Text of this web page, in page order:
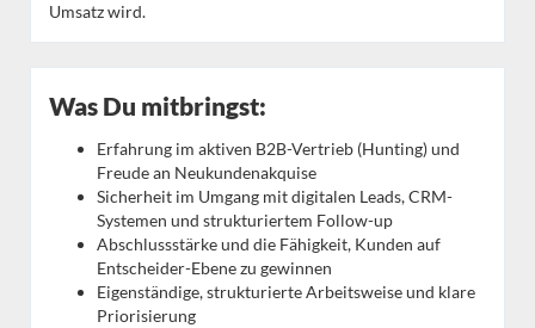
Umsatz wird.
Was Du mitbringst:
Erfahrung im aktiven B2B-Vertrieb (Hunting) und
Freude an Neukundenakquise
Sicherheit im Umgang mit digitalen Leads, CRM-
Systemen und strukturiertem Follow-up
Abschlussstärke und die Fähigkeit, Kunden auf
Entscheider-Ebene zu gewinnen
Eigenständige, strukturierte Arbeitsweise und klare
Priorisierung